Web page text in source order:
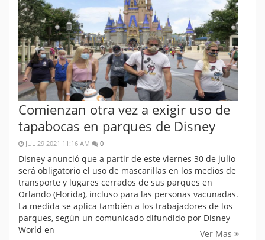
Comienzan otra vez a exigir uso de
tapabocas en parques de Disney
JUL 29 2021 11:16 AM 0
Disney anunció que a partir de este viernes 30 de julio
será obligatorio el uso de mascarillas en los medios de
transporte y lugares cerrados de sus parques en
Orlando (Florida), incluso para las personas vacunadas.
La medida se aplica también a los trabajadores de los
parques, según un comunicado difundido por Disney
World en
Ver Mas